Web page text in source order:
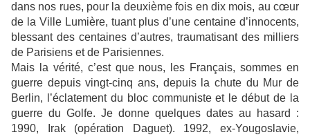
dans nos rues, pour la deuxième fois en dix mois, au cœur
de la Ville Lumière, tuant plus d’une centaine d’innocents,
blessant des centaines d’autres, traumatisant des milliers
de Parisiens et de Parisiennes.
Mais la vérité, c’est que nous, les Français, sommes en
guerre depuis vingt-cinq ans, depuis la chute du Mur de
Berlin, l’éclatement du bloc communiste et le début de la
guerre du Golfe. Je donne quelques dates au hasard :
1990, Irak (opération Daguet). 1992, ex-Yougoslavie,